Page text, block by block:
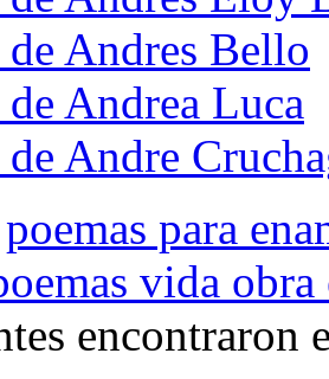
de Andres Bello
de Andrea Luca
de Andre
poemas para
vida obra
encontraron